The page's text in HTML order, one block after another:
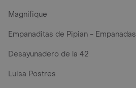
Magnifique
Empanaditas de Pipian - Empanadas
Desayunadero de la 42
Luisa Postres